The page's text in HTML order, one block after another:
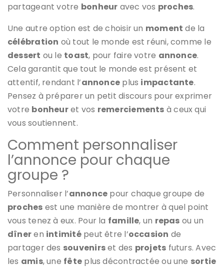
partageant votre bonheur avec vos proches.
Une autre option est de choisir un moment de la
célébration où tout le monde est réuni, comme le
dessert ou le toast, pour faire votre annonce.
Cela garantit que tout le monde est présent et
attentif, rendant l’annonce plus impactante.
Pensez à préparer un petit discours pour exprimer
votre bonheuret vos remerciements à ceux qui
vous soutiennent.
Comment personnaliser
l’annonce pour chaque
groupe ?
Personnaliser l’annonce pour chaque groupe de
proches est une manière de montrer à quel point
vous tenez à eux. Pour la famille, un repas ou un
dîneren intimitépeut être l’occasion de
partager des souvenirset des projets futurs. Avec
les amis, une fête plus décontractée ou une sortie